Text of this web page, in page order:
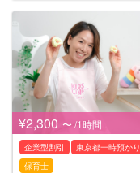
¥2,300 〜 /1時間
企業型割引
東京都一時預かり
保育士